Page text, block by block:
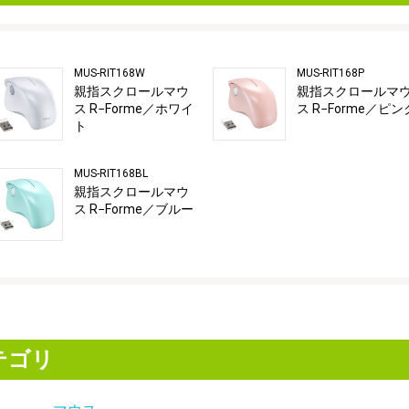
MUS-RIT168W
親指スクロールマウ
ス R−Forme／ホワイ
ト
MUS-RIT168BL
親指スクロールマウ
ス R−Forme／ブルー
MUS-RIT168P
親指スクロールマ
ス R−Forme／ピン
リ